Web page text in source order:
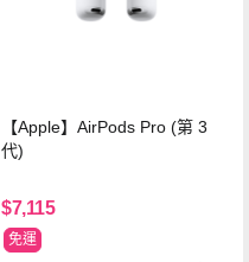
【Apple】AirPods Pro (第 3
代)
$7,115
免運